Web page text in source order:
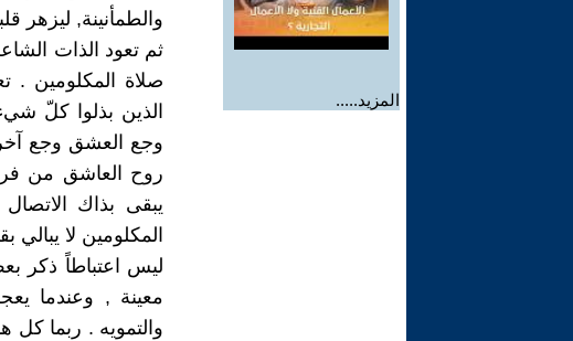
المزيد.....
والطمأنينة, ليزهر
ثم تعود الذات
صلاة المكلومين .
الذين بذلوا كلّ
وجع العشق وجع
روح العاشق من
يبقى بذاك
المكلومين لا يبالي
ليس اعتباطاً ذكر
معينة , وعندما
والتمويه . ربما كل